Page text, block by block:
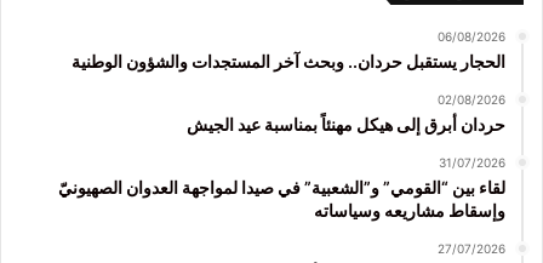
06/08/2026
الحجار يستقبل حردان.. وبحث آخر المستجدات والشؤون الوطنية
02/08/2026
حردان أبرق إلى هيكل مهنئاً بمناسبة عيد الجيش
31/07/2026
لقاء بين “القومي” و”الشعبية” في صيدا لمواجهة العدوان الصهيونيّ
وإسقاط مشاريعه وسياساته
27/07/2026